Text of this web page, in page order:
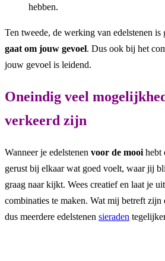
hebben.
Ten tweede, de werking van edelstenen is
gaat om jouw gevoel. Dus ook bij het
jouw gevoel is leidend.
Oneindig veel
verkeerd zijn
Wanneer je edelstenen voor de mooi hebt
gerust bij elkaar wat goed voelt, waar jij
graag naar kijkt. Wees creatief en laat je
combinaties te maken. Wat mij betreft zijn
dus meerdere edelstenen sieraden